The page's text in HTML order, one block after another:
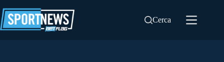
al
contenuto
Cerca